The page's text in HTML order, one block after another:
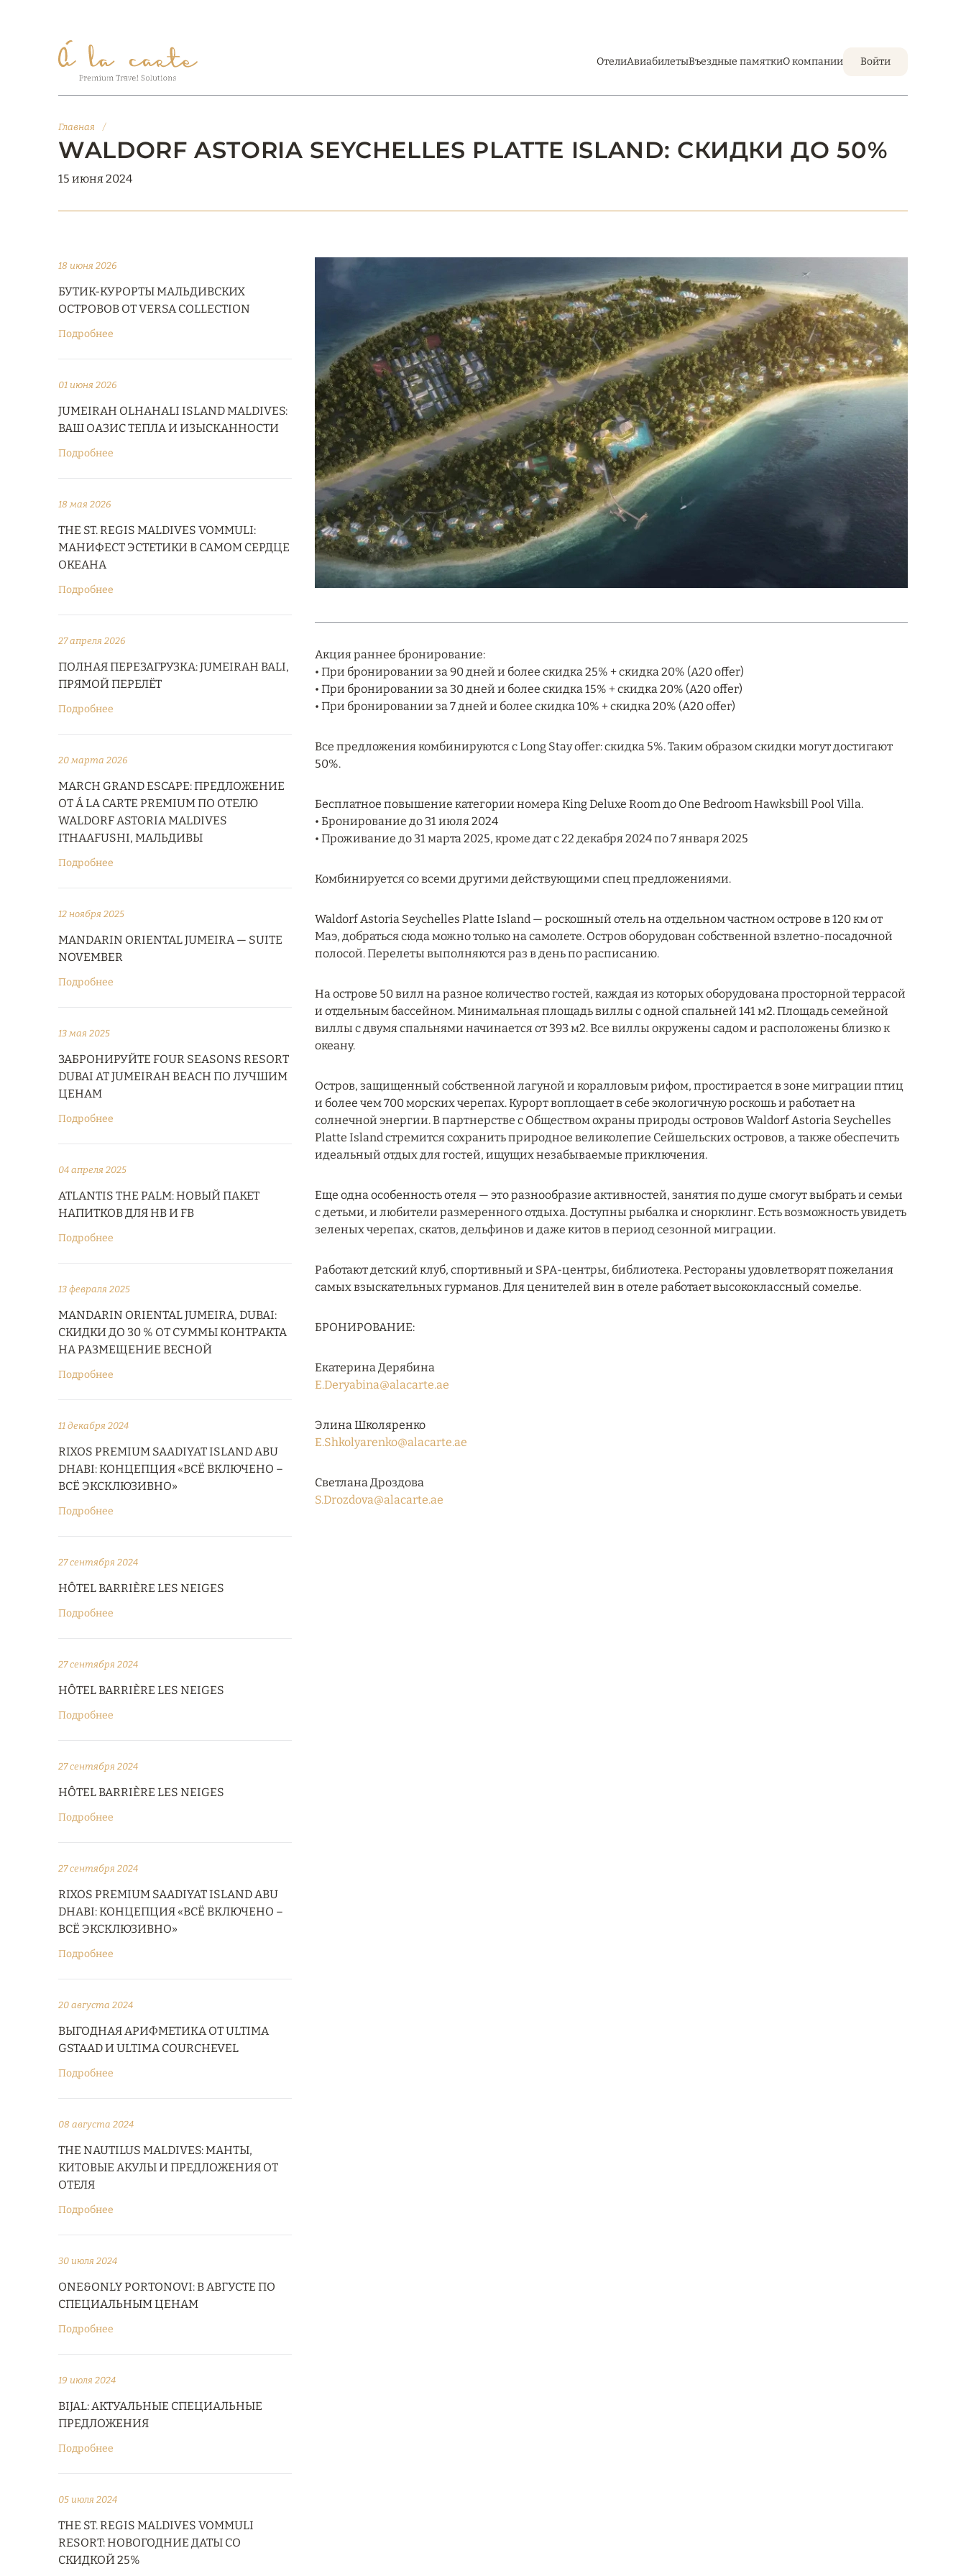
ОтелиАвиабилетыВъездные памяткиО компании Войти
Главная /
WALDORF ASTORIA SEYCHELLES PLATTE ISLAND: СКИДКИ ДО 50%
15 июня 2024
18 июня 2026
БУТИК-КУРОРТЫ МАЛЬДИВСКИХ
ОСТРОВОВ ОТ VERSA COLLECTION
Подробнее
01 июня 2026
JUMEIRAH OLHAHALI ISLAND MALDIVES:
ВАШ ОАЗИС ТЕПЛА И ИЗЫСКАННОСТИ
Подробнее
18 мая 2026
THE ST. REGIS MALDIVES VOMMULI:
МАНИФЕСТ ЭСТЕТИКИ В САМОМ СЕРДЦЕ
ОКЕАНА
Подробнее
27 апреля 2026
ПОЛНАЯ ПЕРЕЗАГРУЗКА: JUMEIRAH BALI,
ПРЯМОЙ ПЕРЕЛЁТ
Подробнее
20 марта 2026
MARCH GRAND ESCAPE: ПРЕДЛОЖЕНИЕ
ОТ Á LA CARTE PREMIUM ПО ОТЕЛЮ
WALDORF ASTORIA MALDIVES
ITHAAFUSHI, МАЛЬДИВЫ
Подробнее
12 ноября 2025
MANDARIN ORIENTAL JUMEIRA — SUITE
NOVEMBER
Подробнее
13 мая 2025
ЗАБРОНИРУЙТЕ FOUR SEASONS RESORT
DUBAI AT JUMEIRAH BEACH ПО ЛУЧШИМ
ЦЕНАМ
Подробнее
04 апреля 2025
ATLANTIS THE PALM: НОВЫЙ ПАКЕТ
НАПИТКОВ ДЛЯ HB И FB
Подробнее
13 февраля 2025
MANDARIN ORIENTAL JUMEIRA, DUBAI:
СКИДКИ ДО 30 % ОТ СУММЫ КОНТРАКТА
НА РАЗМЕЩЕНИЕ ВЕСНОЙ
Подробнее
11 декабря 2024
RIXOS PREMIUM SAADIYAT ISLAND ABU
DHABI: КОНЦЕПЦИЯ «ВСЁ ВКЛЮЧЕНО –
ВСЁ ЭКСКЛЮЗИВНО»
Подробнее
27 сентября 2024
HÔTEL BARRIÈRE LES NEIGES
Подробнее
27 сентября 2024
HÔTEL BARRIÈRE LES NEIGES
Подробнее
27 сентября 2024
HÔTEL BARRIÈRE LES NEIGES
Подробнее
27 сентября 2024
RIXOS PREMIUM SAADIYAT ISLAND ABU
DHABI: КОНЦЕПЦИЯ «ВСЁ ВКЛЮЧЕНО –
ВСЁ ЭКСКЛЮЗИВНО»
Подробнее
20 августа 2024
ВЫГОДНАЯ АРИФМЕТИКА ОТ ULTIMA
GSTAAD И ULTIMA COURCHEVEL
Подробнее
08 августа 2024
THE NAUTILUS MALDIVES: МАНТЫ,
КИТОВЫЕ АКУЛЫ И ПРЕДЛОЖЕНИЯ ОТ
ОТЕЛЯ
Подробнее
30 июля 2024
ONE&ONLY PORTONOVI: В АВГУСТЕ ПО
СПЕЦИАЛЬНЫМ ЦЕНАМ
Подробнее
19 июля 2024
BIJAL: АКТУАЛЬНЫЕ СПЕЦИАЛЬНЫЕ
ПРЕДЛОЖЕНИЯ
Подробнее
05 июля 2024
THE ST. REGIS MALDIVES VOMMULI
RESORT: НОВОГОДНИЕ ДАТЫ СО
СКИДКОЙ 25%
Акция раннее бронирование:
• При бронировании за 90 дней и более скидка 25% + скидка 20% (A20 offer)
• При бронировании за 30 дней и более скидка 15% + скидка 20% (A20 offer)
• При бронировании за 7 дней и более скидка 10% + скидка 20% (A20 offer)
Все предложения комбинируются с Long Stay offer: скидка 5%. Таким образом скидки могут достигают
50%.
Бесплатное повышение категории номера King Deluxe Room до One Bedroom Hawksbill Pool Villa.
• Бронирование до 31 июля 2024
• Проживание до 31 марта 2025, кроме дат с 22 декабря 2024 по 7 января 2025
Комбинируется со всеми другими действующими спец предложениями.
Waldorf Astoria Seychelles Platte Island — роскошный отель на отдельном частном острове в 120 км от
Маэ, добраться сюда можно только на самолете. Остров оборудован собственной взлетно-посадочной
полосой. Перелеты выполняются раз в день по расписанию.
На острове 50 вилл на разное количество гостей, каждая из которых оборудована просторной террасой
и отдельным бассейном. Минимальная площадь виллы с одной спальней 141 м2. Площадь семейной
виллы с двумя спальнями начинается от 393 м2. Все виллы окружены садом и расположены близко к
океану.
Остров, защищенный собственной лагуной и коралловым рифом, простирается в зоне миграции птиц
и более чем 700 морских черепах. Курорт воплощает в себе экологичную роскошь и работает на
солнечной энергии. В партнерстве с Обществом охраны природы островов Waldorf Astoria Seychelles
Platte Island стремится сохранить природное великолепие Сейшельских островов, а также обеспечить
идеальный отдых для гостей, ищущих незабываемые приключения.
Еще одна особенность отеля — это разнообразие активностей, занятия по душе смогут выбрать и семьи
с детьми, и любители размеренного отдыха. Доступны рыбалка и снорклинг. Есть возможность увидеть
зеленых черепах, скатов, дельфинов и даже китов в период сезонной миграции.
Работают детский клуб, спортивный и SPA-центры, библиотека. Рестораны удовлетворят пожелания
самых взыскательных гурманов. Для ценителей вин в отеле работает высококлассный сомелье.
БРОНИРОВАНИЕ:
Екатерина Дерябина
E.Deryabina@alacarte.ae
Элина Школяренко
E.Shkolyarenko@alacarte.ae
Светлана Дроздова
S.Drozdova@alacarte.ae